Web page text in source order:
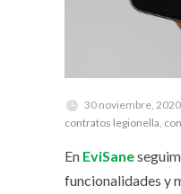
30 noviembre, 2020
contratos legionella,
En EviSane
funcionalidades y